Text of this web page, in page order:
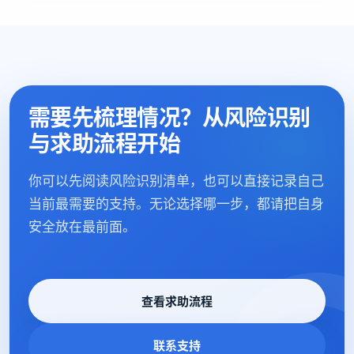
需要先梳理情况？从风险识别
与求助流程开始
你可以先阅读风险识别清单，也可以直接记录自己
当前最需要的支持。无论选择哪一步，都请把自身
安全放在最前面。
查看求助流程
联系支持